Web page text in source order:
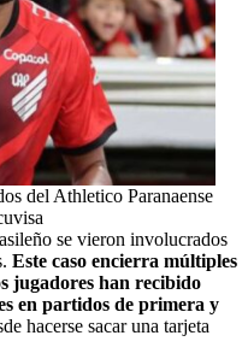
del Athletico Paranaense
se vieron involucrados
Este caso encierra múltiples
jugadores han recibido
en partidos de primera y
hacerse sacar una tarjeta